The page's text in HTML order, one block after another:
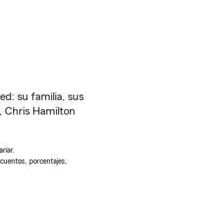
su familia, sus
Chris Hamilton
porcentajes,